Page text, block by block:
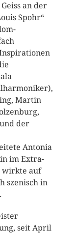
an der
Spohr“
Martin
der
Antonia
im Extra-
wirkte auf
szenisch in
seit April